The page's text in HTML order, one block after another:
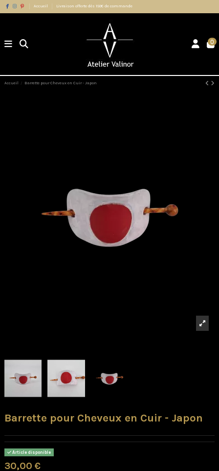
Accueil Livraison offerte dès 150€ de commande
0
Accueil Barrette pour Cheveux en Cuir - Japon
Barrette pour Cheveux en Cuir - Japon
Article disponible
30,00 €